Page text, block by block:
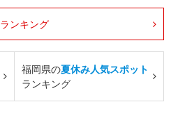
ランキング
福岡県の夏休み人気スポット
ランキング